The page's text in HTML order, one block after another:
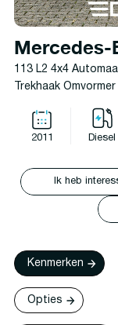
Mercedes-
113 L2 4x4
Trekhaak Omvormer
2011 Diesel
Ik heb
Kenmerken
Opties